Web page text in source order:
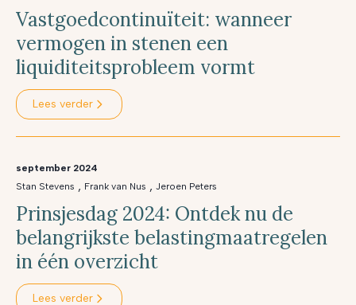
Vastgoedcontinuïteit: wanneer
vermogen in stenen een
liquiditeitsprobleem vormt
Lees verder
september 2024
Stan Stevens , Frank van Nus , Jeroen Peters
Prinsjesdag 2024: Ontdek nu de
belangrijkste belastingmaatregelen
in één overzicht
Lees verder